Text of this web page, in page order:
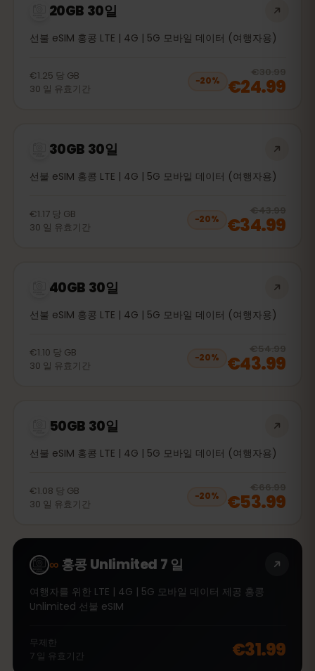
20GB 30일
선불 eSIM 홍콩 LTE | 4G | 5G 모바일 데이터 (여행자용)
€1.25 당 GB
30 일 유효기간
−20%
€30.99
€24.99
30GB 30일
선불 eSIM 홍콩 LTE | 4G | 5G 모바일 데이터 (여행자용)
€1.17 당 GB
30 일 유효기간
−20%
€43.99
€34.99
40GB 30일
선불 eSIM 홍콩 LTE | 4G | 5G 모바일 데이터 (여행자용)
€1.10 당 GB
30 일 유효기간
−20%
€54.99
€43.99
50GB 30일
선불 eSIM 홍콩 LTE | 4G | 5G 모바일 데이터 (여행자용)
€1.08 당 GB
30 일 유효기간
−20%
€66.99
€53.99
∞홍콩 Unlimited 7 일
여행자를 위한 LTE | 4G | 5G 모바일 데이터 제공 홍콩
Unlimited 선불 eSIM
무제한
7 일 유효기간 €31.99